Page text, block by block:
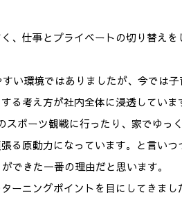
、仕事とプライベートの切り替え
い環境ではありましたが、今では
る考え方が社内全体に浸透していま
ポーツ観戦に行ったり、家でゆっ
る原動力になっています。と言い
できた一番の理由だと思います。
ーニングポイントを目にしてきま